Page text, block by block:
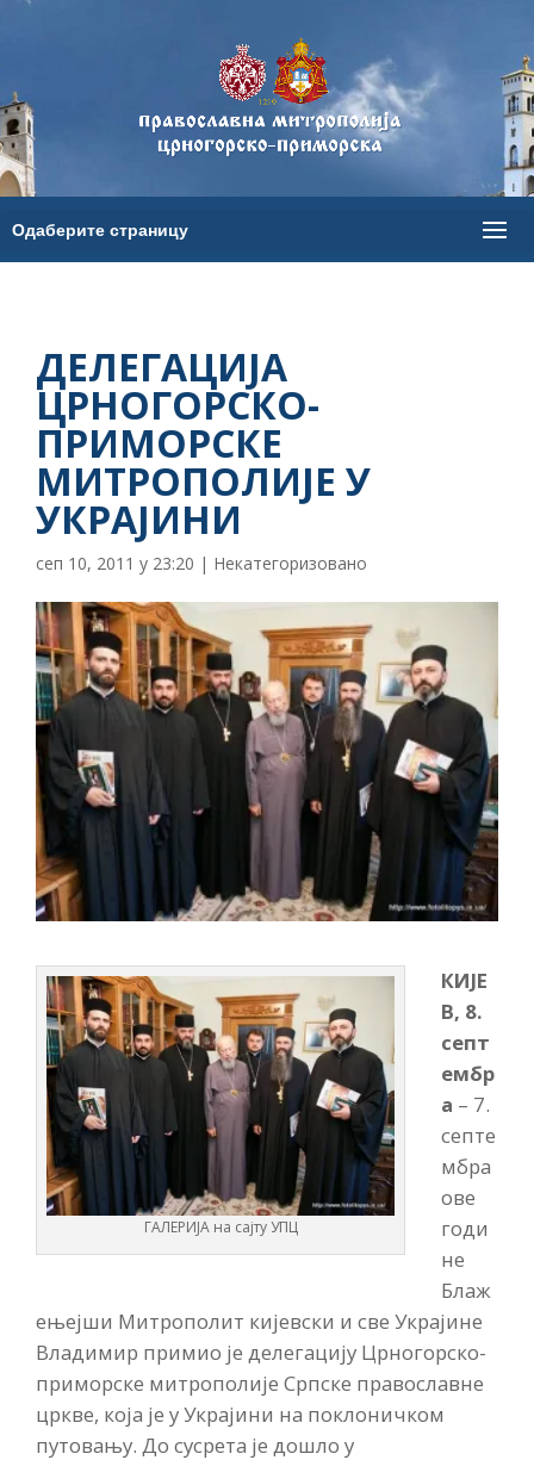
ДЕЛЕГАЦИЈА
ЦРНОГОРСКО-
ПРИМОРСКЕ
МИТРОПОЛИЈЕ У
УКРАЈИНИ
сеп 10, 2011 у 23:20 | Некатегоризовано
ГАЛЕРИЈА на сајту УПЦ
КИЈЕ
В, 8.
септ
ембр
а – 7.
септе
мбра
ове
годи
не
Блаж
ењејши Митрополит кијевски и све Украјине
Владимир примио је делегацију Црногорско-
приморске митрополије Српске православне
цркве, која је у Украјини на поклоничком
путовању. До сусрета је дошло у